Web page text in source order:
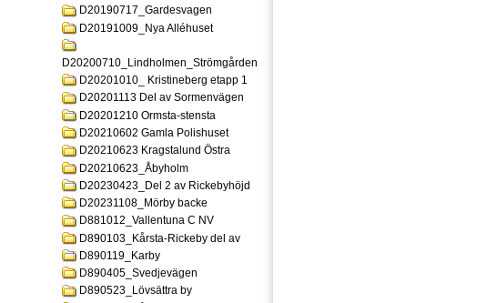
D20190717_Gardesvagen
D20191009_Nya Alléhuset
D20200710_Lindholmen_Strömgården
D20201010_ Kristineberg etapp 1
D20201113 Del av Sormenvägen
D20201210 Ormsta-stensta
D20210602 Gamla Polishuset
D20210623 Kragstalund Östra
D20210623_Åbyholm
D20230423_Del 2 av Rickebyhöjd
D20231108_Mörby backe
D881012_Vallentuna C NV
D890103_Kårsta-Rickeby del av
D890119_Karby
D890405_Svedjevägen
D890523_Lövsättra by